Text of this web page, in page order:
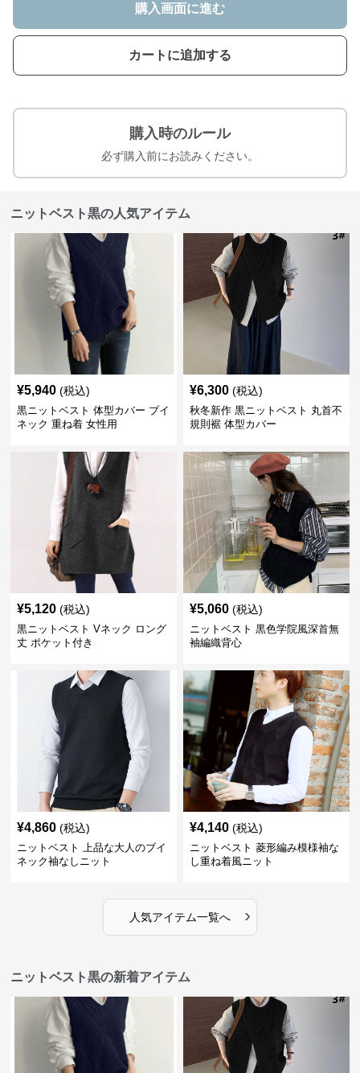
購入画面に進む
カートに追加する
購入時のルール
必ず購入前にお読みください。
ニットベスト黒の人気アイテム
¥5,940 (税込)
黒ニットベスト 体型カバー ブイ
ネック 重ね着 女性用
¥6,300 (税込)
秋冬新作 黒ニットベスト 丸首不
規則裾 体型カバー
¥5,120 (税込)
黒ニットベスト Vネック ロング
丈 ポケット付き
¥5,060 (税込)
ニットベスト 黒色学院風深首無
袖編織背心
¥4,860 (税込)
ニットベスト 上品な大人のブイ
ネック袖なしニット
¥4,140 (税込)
ニットベスト 菱形編み模様袖な
し重ね着風ニット
人気アイテム一覧へ ›
ニットベスト黒の新着アイテム